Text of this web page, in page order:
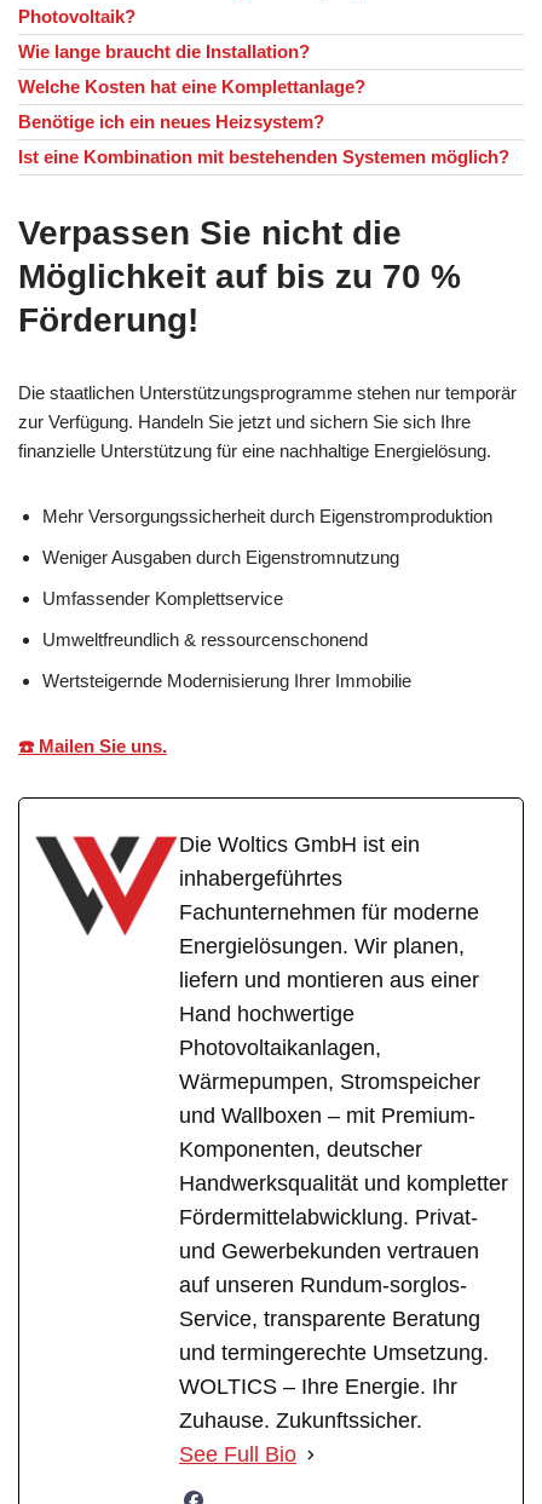
Photovoltaik?
Wie lange braucht die Installation?
Welche Kosten hat eine Komplettanlage?
Benötige ich ein neues Heizsystem?
Ist eine Kombination mit bestehenden Systemen möglich?
Verpassen Sie nicht die
Möglichkeit auf bis zu 70 %
Förderung!
Die staatlichen Unterstützungsprogramme stehen nur temporär
zur Verfügung. Handeln Sie jetzt und sichern Sie sich Ihre
finanzielle Unterstützung für eine nachhaltige Energielösung.
Mehr Versorgungssicherheit durch Eigenstromproduktion
Weniger Ausgaben durch Eigenstromnutzung
Umfassender Komplettservice
Umweltfreundlich & ressourcenschonend
Wertsteigernde Modernisierung Ihrer Immobilie
☎️ Mailen Sie uns.
Die Woltics GmbH ist ein
inhabergeführtes
Fachunternehmen für moderne
Energielösungen. Wir planen,
liefern und montieren aus einer
Hand hochwertige
Photovoltaikanlagen,
Wärmepumpen, Stromspeicher
und Wallboxen – mit Premium-
Komponenten, deutscher
Handwerksqualität und kompletter
Fördermittelabwicklung. Privat-
und Gewerbekunden vertrauen
auf unseren Rundum-sorglos-
Service, transparente Beratung
und termingerechte Umsetzung.
WOLTICS – Ihre Energie. Ihr
Zuhause. Zukunftssicher.
See Full Bio